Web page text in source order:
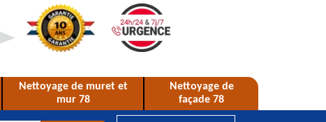
Nettoyage de muret et
mur 78
Nettoyage de
façade 78